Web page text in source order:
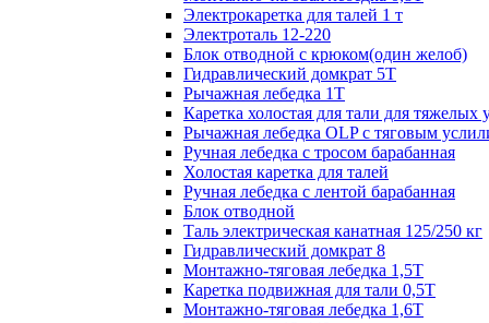
Электрокаретка для талей 1 т
Электроталь 12-220
Блок отводной с крюком(один желоб)
Гидравлический домкрат 5T
Рычажная лебедка 1Т
Каретка холостая для тали для тяжелых
Рычажная лебедка OLP с тяговым
Ручная лебедка с тросом барабанная
Холостая каретка для талей
Ручная лебедка с лентой барабанная
Блок отводной
Таль электрическая канатная 125/250 кг
Гидравлический домкрат 8
Монтажно-тяговая лебедка 1,5Т
Каретка подвижная для тали 0,5Т
Монтажно-тяговая лебедка 1,6Т